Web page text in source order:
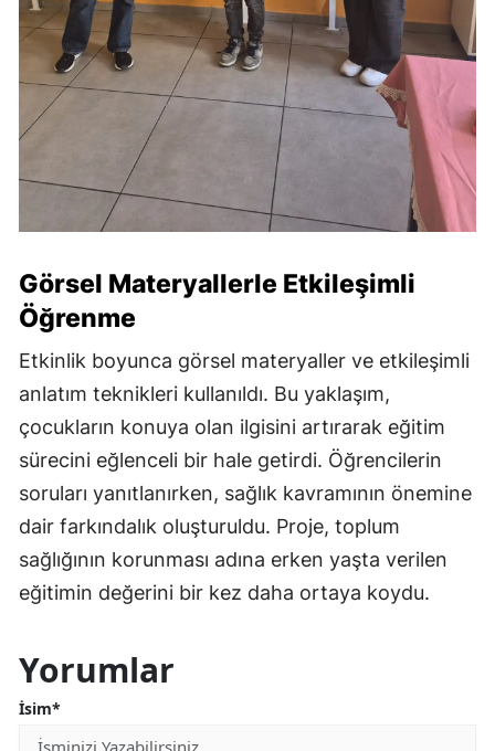
Görsel Materyallerle Etkileşimli
Öğrenme
Etkinlik boyunca görsel materyaller ve etkileşimli
anlatım teknikleri kullanıldı. Bu yaklaşım,
çocukların konuya olan ilgisini artırarak eğitim
sürecini eğlenceli bir hale getirdi. Öğrencilerin
soruları yanıtlanırken, sağlık kavramının önemine
dair farkındalık oluşturuldu. Proje, toplum
sağlığının korunması adına erken yaşta verilen
eğitimin değerini bir kez daha ortaya koydu.
Yorumlar
İsim*